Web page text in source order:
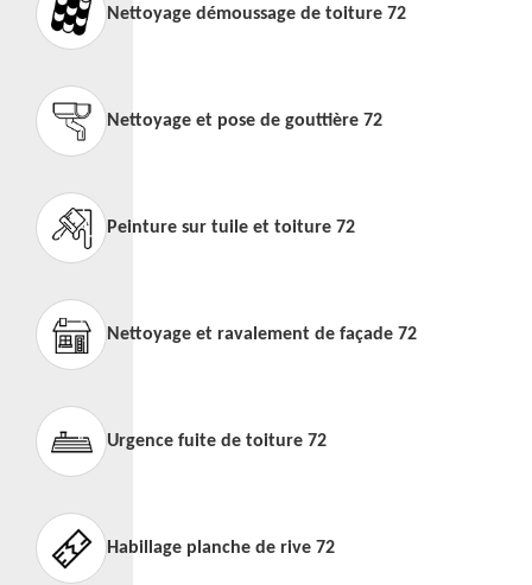
Nettoyage démoussage de toiture 72
Nettoyage et pose de gouttière 72
Peinture sur tuile et toiture 72
Nettoyage et ravalement de façade 72
Urgence fuite de toiture 72
Habillage planche de rive 72